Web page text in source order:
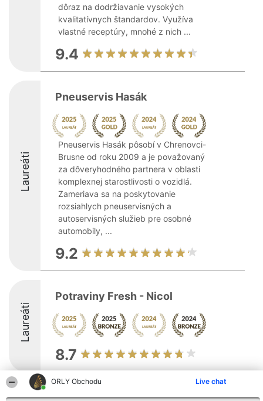
ORLY Obchodu Live chat
dôraz na dodržiavanie vysokých
kvalitatívnych štandardov. Využíva
vlastné receptúry, mnohé z nich ...
9.4
Laureáti
Pneuservis Hasák
Pneuservis Hasák pôsobí v Chrenovci-
Brusne od roku 2009 a je považovaný
za dôveryhodného partnera v oblasti
komplexnej starostlivosti o vozidlá.
Zameriava sa na poskytovanie
rozsiahlych pneuservisných a
autoservisných služieb pre osobné
automobily, ...
9.2
Laureáti
Potraviny Fresh - Nicol
8.7
Organizátor hodnotenia Hodnotenie Kontakt